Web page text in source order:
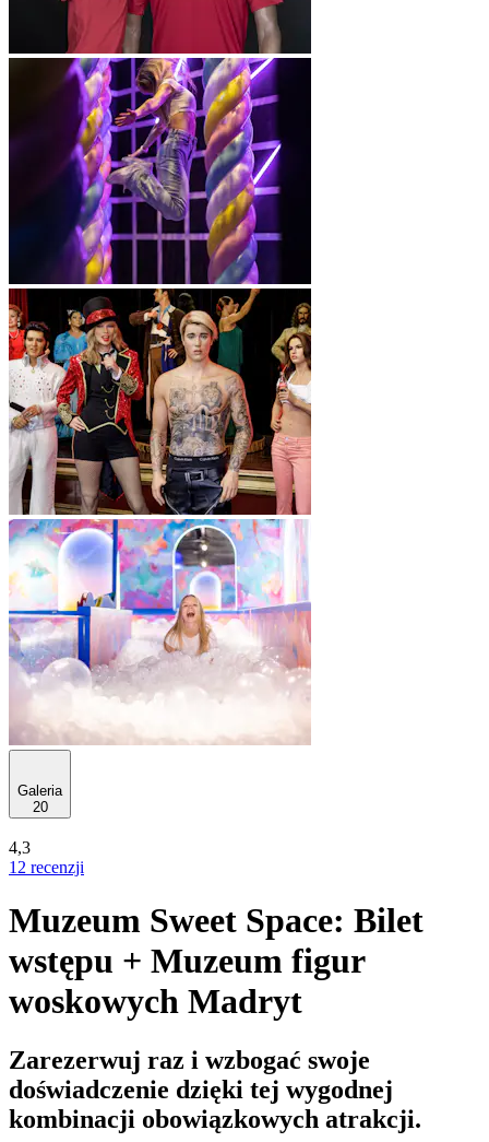
Galeria
20
4,3
12 recenzji
Muzeum Sweet Space: Bilet
wstępu + Muzeum figur
woskowych Madryt
Zarezerwuj raz i wzbogać swoje
doświadczenie dzięki tej wygodnej
kombinacji obowiązkowych atrakcji.